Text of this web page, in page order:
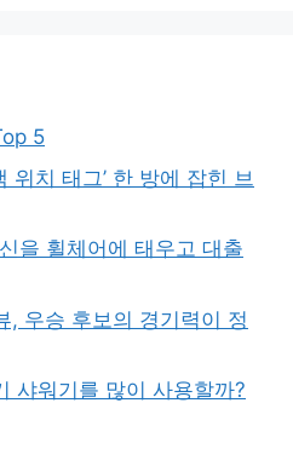
5
위치 태그’ 한 방에 잡힌 브
을 휠체어에 태우고 대출
, 우승 후보의 경기력이 정
샤워기를 많이 사용할까?